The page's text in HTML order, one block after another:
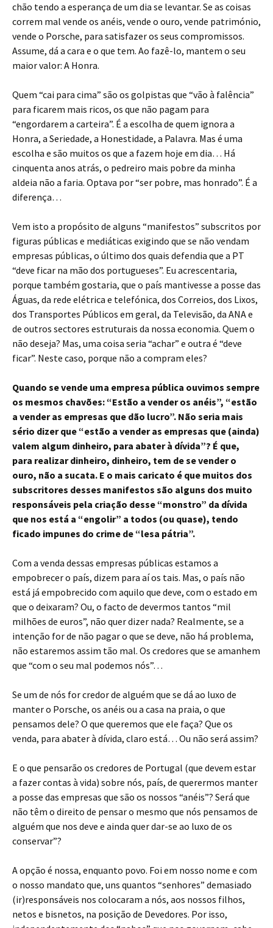
chão tendo a esperança de um dia se levantar. Se as coisas
correm mal vende os anéis, vende o ouro, vende património,
vende o Porsche, para satisfazer os seus compromissos.
Assume, dá a cara e o que tem. Ao fazê-lo, mantem o seu
maior valor: A Honra.
Quem “cai para cima” são os golpistas que “vão à falência”
para ficarem mais ricos, os que não pagam para
“engordarem a carteira”. É a escolha de quem ignora a
Honra, a Seriedade, a Honestidade, a Palavra. Mas é uma
escolha e são muitos os que a fazem hoje em dia… Há
cinquenta anos atrás, o pedreiro mais pobre da minha
aldeia não a faria. Optava por “ser pobre, mas honrado”. É a
diferença…
Vem isto a propósito de alguns “manifestos” subscritos por
figuras públicas e mediáticas exigindo que se não vendam
empresas públicas, o último dos quais defendia que a PT
“deve ficar na mão dos portugueses”. Eu acrescentaria,
porque também gostaria, que o país mantivesse a posse das
Águas, da rede elétrica e telefónica, dos Correios, dos Lixos,
dos Transportes Públicos em geral, da Televisão, da ANA e
de outros sectores estruturais da nossa economia. Quem o
não deseja? Mas, uma coisa seria “achar” e outra é “deve
ficar”. Neste caso, porque não a compram eles?
Quando se vende uma empresa pública ouvimos sempre
os mesmos chavões: “Estão a vender os anéis”, “estão
a vender as empresas que dão lucro”. Não seria mais
sério dizer que “estão a vender as empresas que (ainda)
valem algum dinheiro, para abater à dívida”? É que,
para realizar dinheiro, dinheiro, tem de se vender o
ouro, não a sucata. E o mais caricato é que muitos dos
subscritores desses manifestos são alguns dos muito
responsáveis pela criação desse “monstro” da dívida
que nos está a “engolir” a todos (ou quase), tendo
ficado impunes do crime de “lesa pátria”.
Com a venda dessas empresas públicas estamos a
empobrecer o país, dizem para aí os tais. Mas, o país não
está já empobrecido com aquilo que deve, com o estado em
que o deixaram? Ou, o facto de devermos tantos “mil
milhões de euros”, não quer dizer nada? Realmente, se a
intenção for de não pagar o que se deve, não há problema,
não estaremos assim tão mal. Os credores que se amanhem
que “com o seu mal podemos nós”…
Se um de nós for credor de alguém que se dá ao luxo de
manter o Porsche, os anéis ou a casa na praia, o que
pensamos dele? O que queremos que ele faça? Que os
venda, para abater à dívida, claro está… Ou não será assim?
E o que pensarão os credores de Portugal (que devem estar
a fazer contas à vida) sobre nós, país, de querermos manter
a posse das empresas que são os nossos “anéis”? Será que
não têm o direito de pensar o mesmo que nós pensamos de
alguém que nos deve e ainda quer dar-se ao luxo de os
conservar”?
A opção é nossa, enquanto povo. Foi em nosso nome e com
o nosso mandato que, uns quantos “senhores” demasiado
(ir)responsáveis nos colocaram a nós, aos nossos filhos,
netos e bisnetos, na posição de Devedores. Por isso,